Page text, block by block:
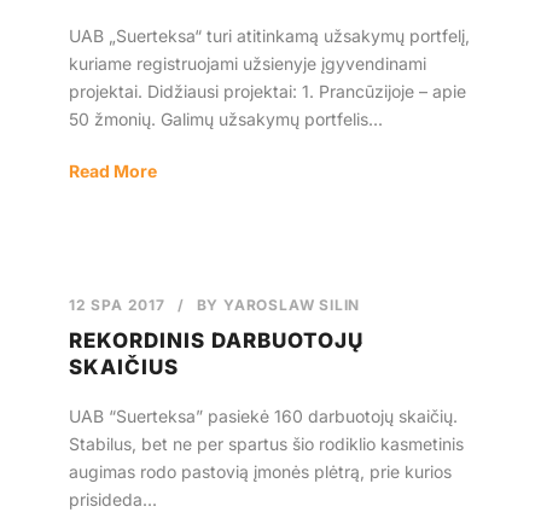
UAB „Suerteksa“ turi atitinkamą užsakymų portfelį,
kuriame registruojami užsienyje įgyvendinami
projektai. Didžiausi projektai: 1. Prancūzijoje – apie
50 žmonių. Galimų užsakymų portfelis...
Read More
12 SPA 2017 / BYYAROSLAW SILIN
REKORDINIS DARBUOTOJŲ
SKAIČIUS
UAB “Suerteksa” pasiekė 160 darbuotojų skaičių.
Stabilus, bet ne per spartus šio rodiklio kasmetinis
augimas rodo pastovią įmonės plėtrą, prie kurios
prisideda...